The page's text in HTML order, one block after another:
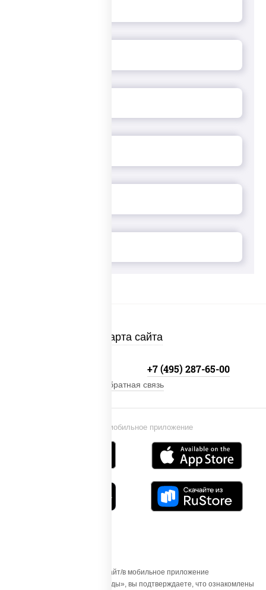
Карта сайта
Установи мобильное приложение
+7 (495) 287-65-00
Обратная связь
Осуществляя вход на этот Сайт/в мобильное приложение
«ПиццаСушиВок - доставка еды», вы подтверждаете, что ознакомлены